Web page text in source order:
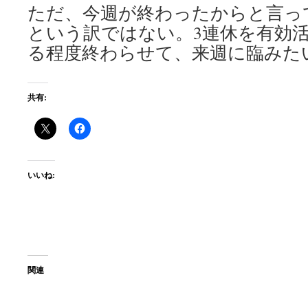
ただ、今週が終わったからと言
という訳ではない。3連休を有効
る程度終わらせて、来週に臨みた
共有:
いいね:
関連